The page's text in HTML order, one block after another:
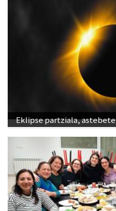
Eklipse partziala,